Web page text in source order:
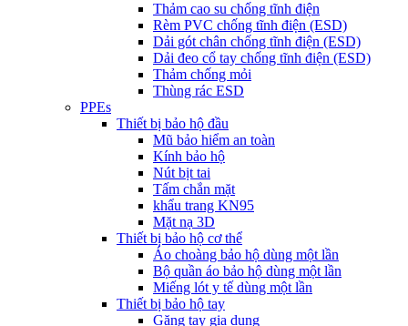
Thảm cao su chống tĩnh điện
Rèm PVC chống tĩnh điện (ESD)
Dải gót chân chống tĩnh điện (ESD)
Dải đeo cổ tay chống tĩnh điện (ESD)
Thảm chống mỏi
Thùng rác ESD
PPEs
Thiết bị bảo hộ đầu
Mũ bảo hiểm an toàn
Kính bảo hộ
Nút bịt tai
Tấm chắn mặt
khẩu trang KN95
Mặt nạ 3D
Thiết bị bảo hộ cơ thể
Áo choàng bảo hộ dùng một lần
Bộ quần áo bảo hộ dùng một lần
Miếng lót y tế dùng một lần
Thiết bị bảo hộ tay
Găng tay gia dụng